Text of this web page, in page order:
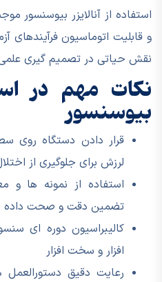
استفاده از آنالایزر بیوسنسور
و قابلیت اتوماسیون
نقش حیاتی در تصمیم گیری
نکات مهم در
بیوسنسور
قرار دادن دستگاه روی
لرزش برای جلوگیری از
استفاده از نمونه ها و
تضمین دقت و صحت داده
کالیبراسیون دوره ای
افزار و سخت افزار
رعایت دقیق دستورالعمل